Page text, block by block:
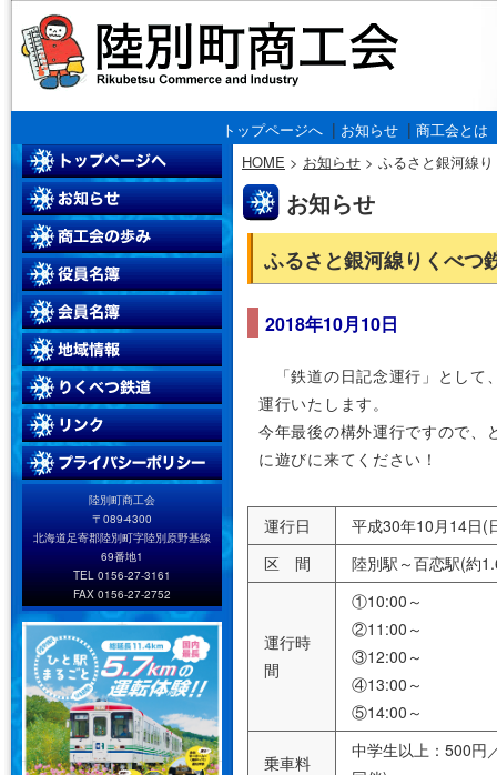
トップページへ| お知らせ| 商工会とは
陸別町商工会
〒089-4300
北海道足寄郡陸別町字陸別原野基線
69番地1
TEL 0156-27-3161
FAX 0156-27-2752
HOME > お知らせ> ふるさと銀河線
お知らせ
ふるさと銀河線りくべつ
2018年10月10日
「鉄道の日記念運行」として
運行いたします。
今年最後の構外運行ですので、
に遊びに来てください！
運行日
平成30年10月14日(
区 間
陸別駅～百恋駅(約
運行時
間
①10:00～
②11:00～
③12:00～
④13:00～
⑤14:00～
乗車料
中学生以上：500円